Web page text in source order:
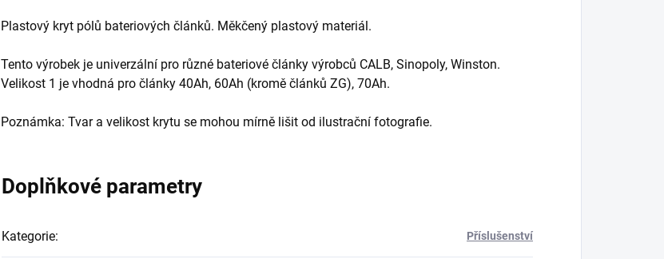
Plastový kryt pólů bateriových článků. Měkčený plastový materiál.
Tento výrobek je univerzální pro různé bateriové články výrobců CALB, Sinopoly, Winston.
Velikost 1 je vhodná pro články 40Ah, 60Ah (kromě článků ZG), 70Ah.
Poznámka: Tvar a velikost krytu se mohou mírně lišit od ilustrační fotografie.
Doplňkové parametry
Kategorie: Příslušenství